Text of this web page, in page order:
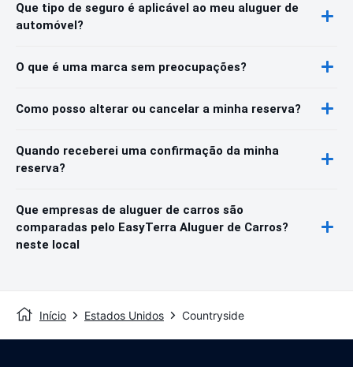
Que tipo de seguro é aplicável ao meu aluguer de
automóvel?
O que é uma marca sem preocupações?
Como posso alterar ou cancelar a minha reserva?
Quando receberei uma confirmação da minha
reserva?
Que empresas de aluguer de carros são
comparadas pelo EasyTerra Aluguer de Carros?
neste local
Início Estados Unidos Countryside